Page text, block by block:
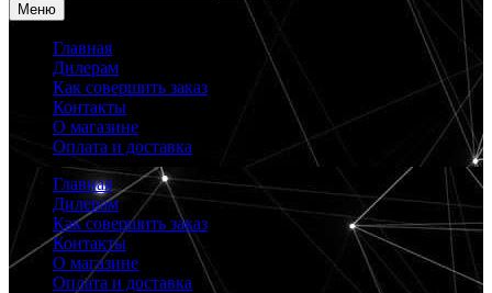
Меню
Главная
Дилерам
Как совершить заказ
Контакты
О магазине
Оплата и доставка
Главная
Дилерам
Как совершить заказ
Контакты
О магазине
Оплата и доставка